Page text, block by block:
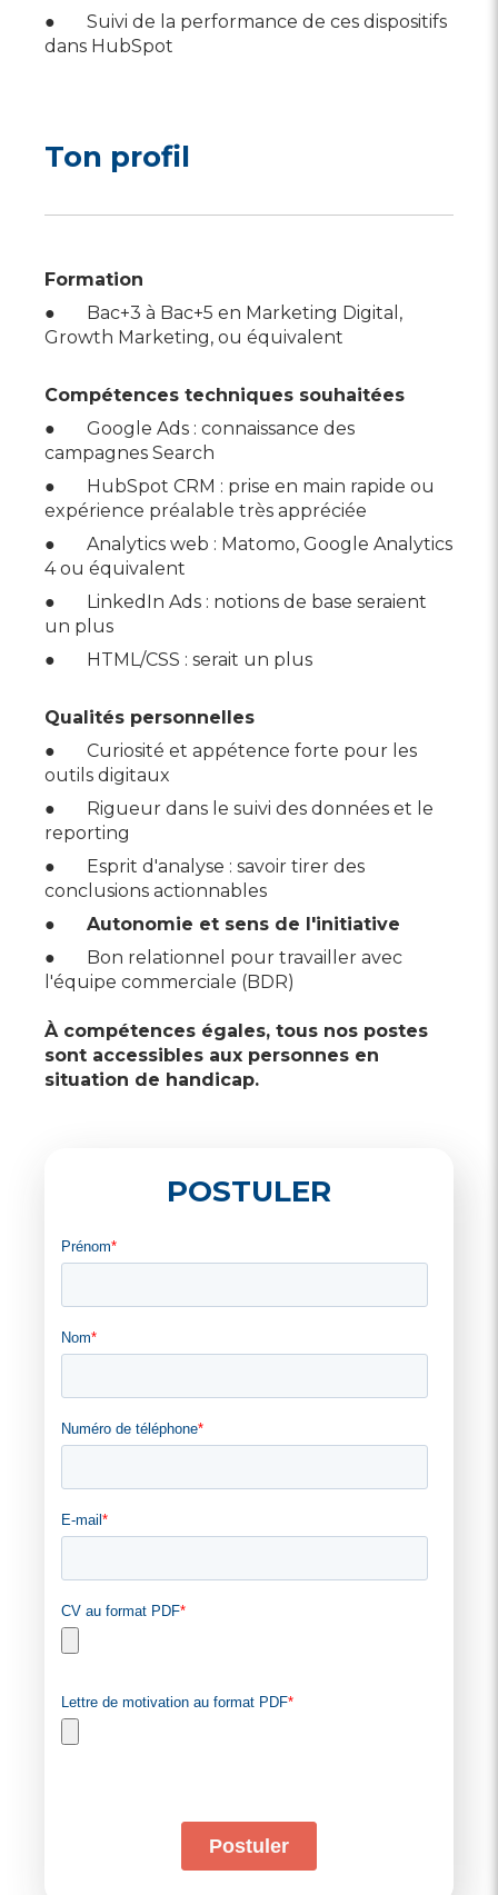
● Suivi de la performance de ces dispositifs
dans HubSpot
Ton profil
Formation
● Bac+3 à Bac+5 en Marketing Digital,
Growth Marketing, ou équivalent
Compétences techniques souhaitées
● Google Ads : connaissance des
campagnes Search
● HubSpot CRM : prise en main rapide ou
expérience préalable très appréciée
● Analytics web : Matomo, Google Analytics
4 ou équivalent
● LinkedIn Ads : notions de base seraient
un plus
● HTML/CSS : serait un plus
Qualités personnelles
● Curiosité et appétence forte pour les
outils digitaux
● Rigueur dans le suivi des données et le
reporting
● Esprit d'analyse : savoir tirer des
conclusions actionnables
● Autonomie et sens de l'initiative
● Bon relationnel pour travailler avec
l'équipe commerciale (BDR)
À compétences égales, tous nos postes
sont accessibles aux personnes en
situation de handicap.
POSTULER